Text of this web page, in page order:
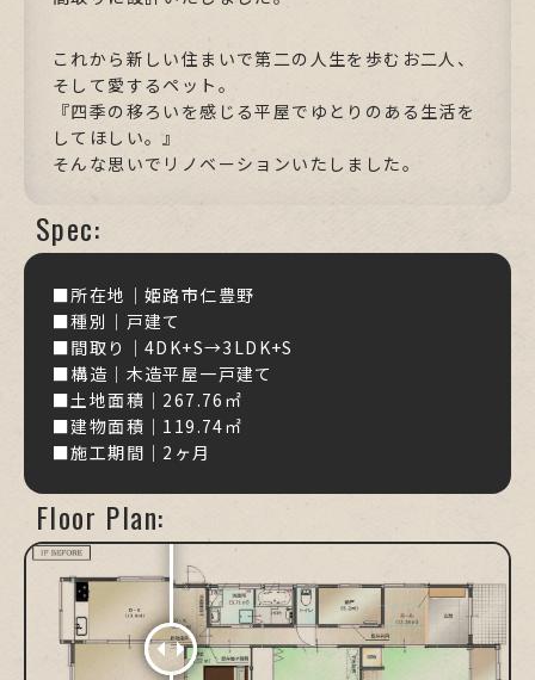
これから新しい住まいで第二の人生を歩むお二人、
そして愛するペット。
『四季の移ろいを感じる平屋でゆとりのある生活を
してほしい。』
そんな思いでリノベーションいたしました。
Spec:
■所在地｜姫路市仁豊野
■種別｜戸建て
■間取り｜4DK+S→3LDK+S
■構造｜木造平屋一戸建て
■土地面積｜267.76㎡
■建物面積｜119.74㎡
■施工期間｜2ヶ月
Floor Plan: